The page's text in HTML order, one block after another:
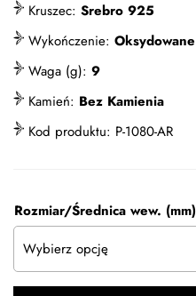
Kruszec: Srebro 925
Wykończenie: Oksydowane
Waga (g): 9
Kamień: Bez Kamienia
Kod produktu: P-1080-AR
Rozmiar/Średnica wew. (mm)